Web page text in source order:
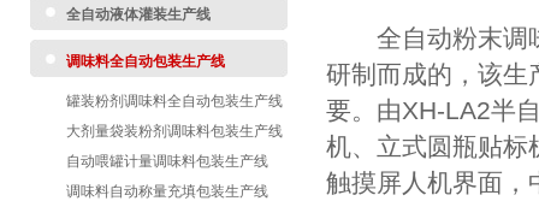
全自动液体灌装生产线
调味料全自动包装生产线
罐装粉剂调味料全自动包装生产线
大剂量袋装粉剂调味料包装生产线
自动喂罐计量调味料包装生产线
调味料自动称量充填包装生产线
全自动粉末调味
研制而成的，该生
要。由XH-LA2半
机、立式圆瓶贴标
触摸屏人机界面，